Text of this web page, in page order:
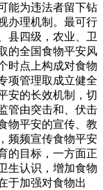
能为违法者留下钻
办理机制。最可行
县四级，农业、卫
的全国食物平安风
时点上构成对食物
项管理取成立健全
安的长效机制，切
管由突击和、伏击
物平安的宣传、教
频频宣传食物平安
的目标，一方面正
生认识，增加食物
于加强对食物出